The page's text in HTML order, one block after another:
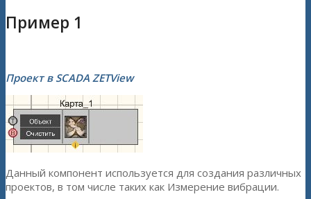
Пример 1
Проект в SCADA ZETView
Данный компонент используется для создания различных
проектов, в том числе таких как Измерение вибрации.